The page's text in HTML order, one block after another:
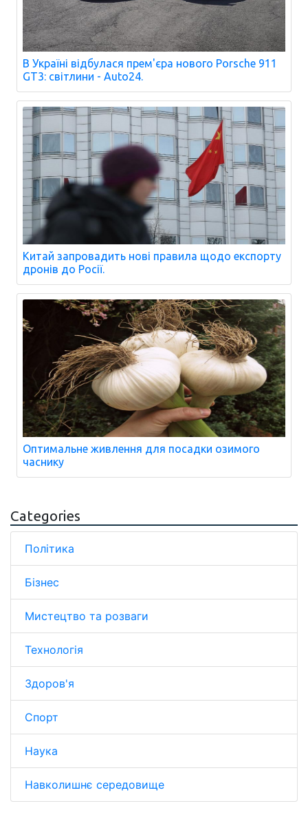
В Україні відбулася прем'єра нового Porsche 911
GT3: світлини - Auto24.
Китай запровадить нові правила щодо експорту
дронів до Росії.
Оптимальне живлення для посадки озимого
часнику
Categories
Політика
Бізнес
Мистецтво та розваги
Технологія
Здоров'я
Спорт
Наука
Навколишнє середовище